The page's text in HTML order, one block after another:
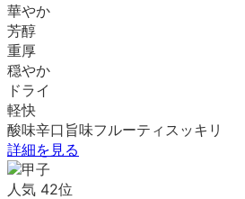
華やか
芳醇
重厚
穏やか
ドライ
軽快
酸味辛口 旨味フルーティ スッキリ
詳細を見る
人気 42位